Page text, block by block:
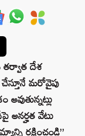
తర్వాత దేశ
మరోవైపు
అనర్హత వేటు
రక్షించండి”